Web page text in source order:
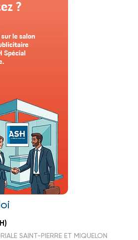
SAINT-PIERRE ET MIQUELON